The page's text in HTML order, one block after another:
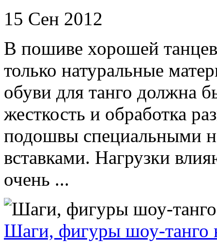
15 Сен 2012
В пошиве хорошей
только натуральные
обуви для танго должна
жесткость и обработка
подошвы специальными
вставками. Нагрузки
очень ...
Шаги, фигуры шоу-танго